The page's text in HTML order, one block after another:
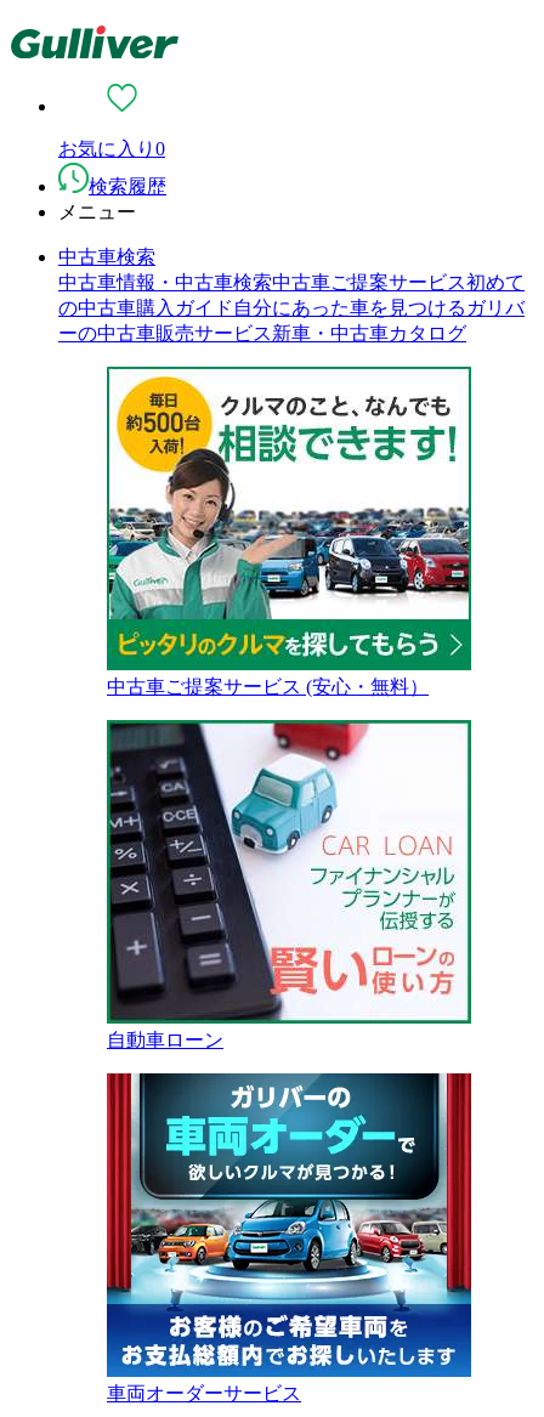
お気に入り 0
検索履歴
メニュー
中古車検索
中古車情報・中古車検索中古車ご提案サービス初めて
の中古車購入ガイド 自分にあった車を見つける ガリバ
ーの中古車販売サービス新車・中古車カタログ
中古車ご提案サービス (安心・無料）
自動車ローン
車両オーダーサービス